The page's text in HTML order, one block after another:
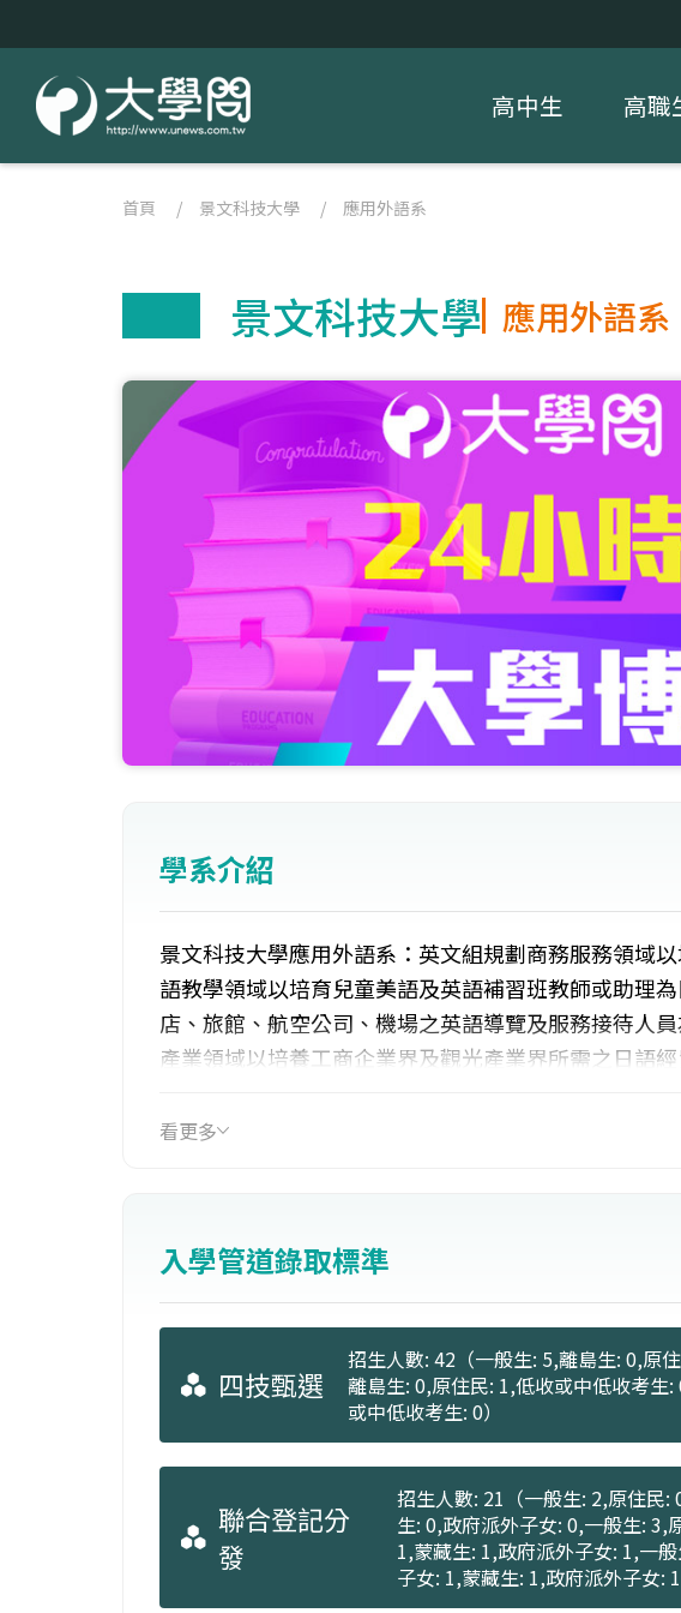
高中生 高職
首頁 / 景文科技大學 / 應用外語系
景文科技大學 應用外語系
學系介紹
景文科技大學應用外語系：英文組規劃商務服務領域
語教學領域以培育兒童美語及英語補習班教師或助理
店、旅館、航空公司、機場之英語導覽及服務接待人
產業領域以培養工商企業界及觀光產業界所需之日語
看更多
入學管道錄取標準
四技甄選
招生人數: 42（一般生: 5,離島生: 0,原
離島生: 0,原住民: 1,低收或中低收考
或中低收考生: 0）
聯合登記分
發
招生人數: 21（一般生: 2,原住民
生: 0,政府派外子女: 0,一般生: 3,
1,蒙藏生: 1,政府派外子女: 1,一
子女: 1,蒙藏生: 1,政府派外子女: 1